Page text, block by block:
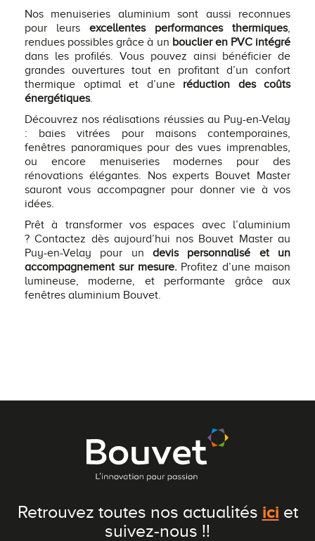
Nos menuiseries aluminium sont aussi reconnues
pour leurs excellentes performances thermiques,
rendues possibles grâce à un bouclier en PVC intégré
dans les profilés. Vous pouvez ainsi bénéficier de
grandes ouvertures tout en profitant d’un confort
thermique optimal et d’une réduction des coûts
énergétiques.
Découvrez nos réalisations réussies au Puy-en-Velay
: baies vitrées pour maisons contemporaines,
fenêtres panoramiques pour des vues imprenables,
ou encore menuiseries modernes pour des
rénovations élégantes. Nos experts Bouvet Master
sauront vous accompagner pour donner vie à vos
idées.
Prêt à transformer vos espaces avec l’aluminium
? Contactez dès aujourd’hui nos Bouvet Master au
Puy-en-Velay pour un devis personnalisé et un
accompagnement sur mesure.Profitez d’une maison
lumineuse, moderne, et performante grâce aux
fenêtres aluminium Bouvet.
Retrouvez toutes nos actualités ici et
suivez-nous !!